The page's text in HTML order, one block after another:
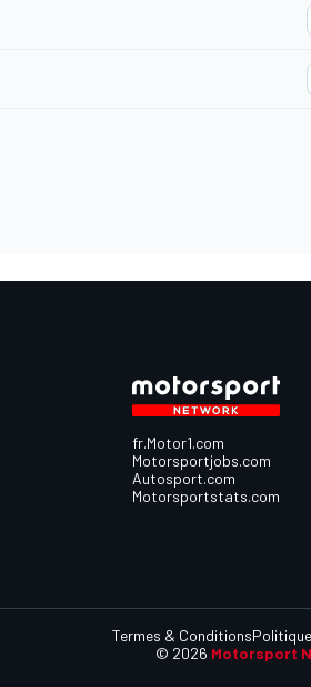
fr.Motor1.com
Motorsportjobs.com
Autosport.com
Motorsportstats.com
© 2026 Motorsport
Termes & Conditions